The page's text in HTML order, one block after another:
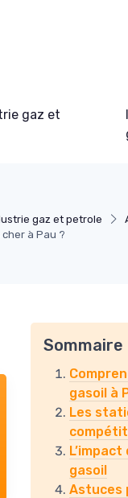
gaz et
gaz et petrole
à Pau ?
Sommaire
gasoil à
Les
gasoil
Astuces